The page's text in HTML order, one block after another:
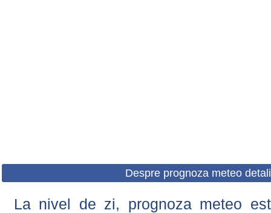
Despre prognoza meteo
La nivel de zi, prognoza meteo